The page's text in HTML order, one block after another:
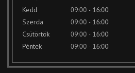
Kedd
09:00 - 16:00
Szerda
09:00 - 16:00
Csütörtök
09:00 - 16:00
Péntek
09:00 - 16:00